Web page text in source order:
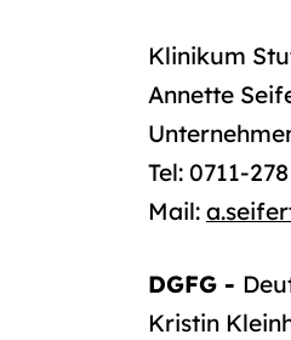
Klinikum
Annette
Tel: 0711-
Mail:
DGFG -
Kristin